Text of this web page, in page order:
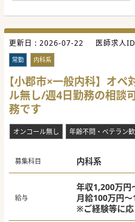
更新日 : 2026-07-22 医師求人
常勤 内科系
【小郡市×一般内科】オ
ル無し/週4日勤務の相談
務です
オンコール無し 年齢不問・ベテラン
募集科目 内科系
給与
年収1,200万円
月給100万円～
※ご経験等に